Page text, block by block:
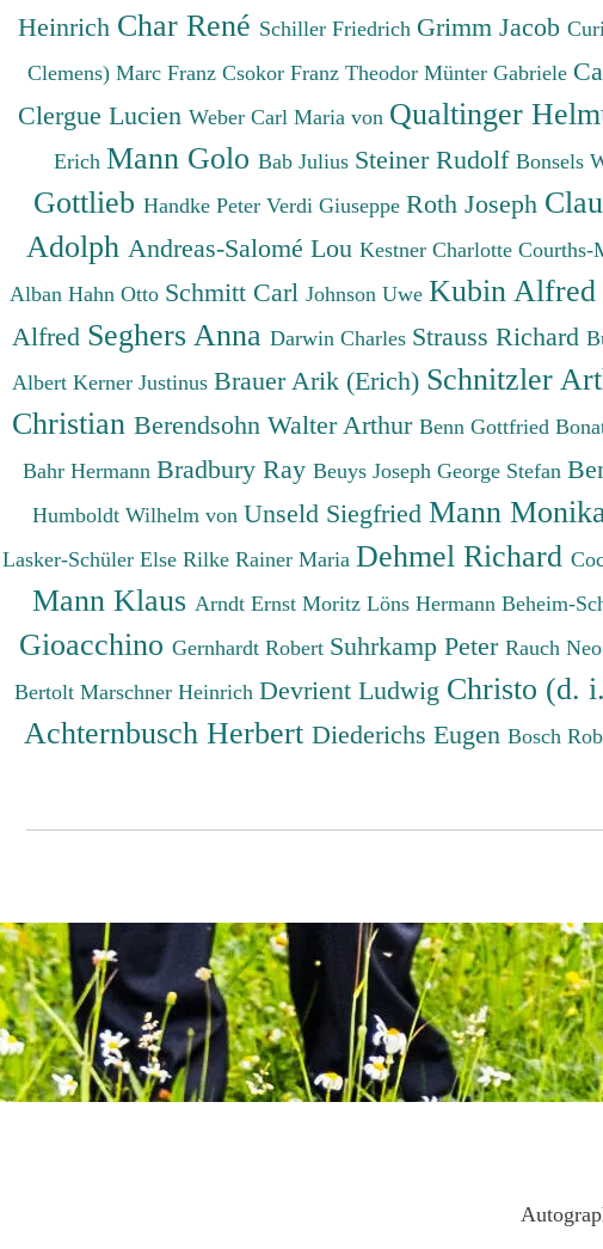
Heinrich Char René Schiller Friedrich Grimm Jacob
Clemens) Marc Franz Csokor Franz Theodor Münter Gabriele
Clergue Lucien Weber Carl Maria von Qualtinger
Erich Mann Golo Bab Julius Steiner Rudolf Bonsels
Gottlieb Handke Peter Verdi Giuseppe Roth Joseph
Adolph Andreas-Salomé Lou Kestner Charlotte Courths-
Alban Hahn Otto Schmitt Carl Johnson Uwe Kubin Alfred
Alfred Seghers Anna Darwin Charles Strauss Richard
Albert Kerner Justinus Brauer Arik (Erich) Schnitzler
Christian Berendsohn Walter Arthur Benn Gottfried
Bahr Hermann Bradbury Ray Beuys Joseph George Stefan
Humboldt Wilhelm von Unseld Siegfried Mann Monika
Lasker-Schüler Else Rilke Rainer Maria Dehmel Richard
Mann Klaus Arndt Ernst Moritz Löns Hermann Beheim-
Gioacchino Gernhardt Robert Suhrkamp Peter Rauch Neo
Bertolt Marschner Heinrich Devrient Ludwig Christo (d.
Achternbusch Herbert Diederichs Eugen Bosch